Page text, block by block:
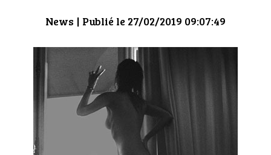
DÉFILÉS
BOUTIQUE
CULTURE
HIGH TECH
MAISON
News | Publié le 27/02/2019 09:07:49